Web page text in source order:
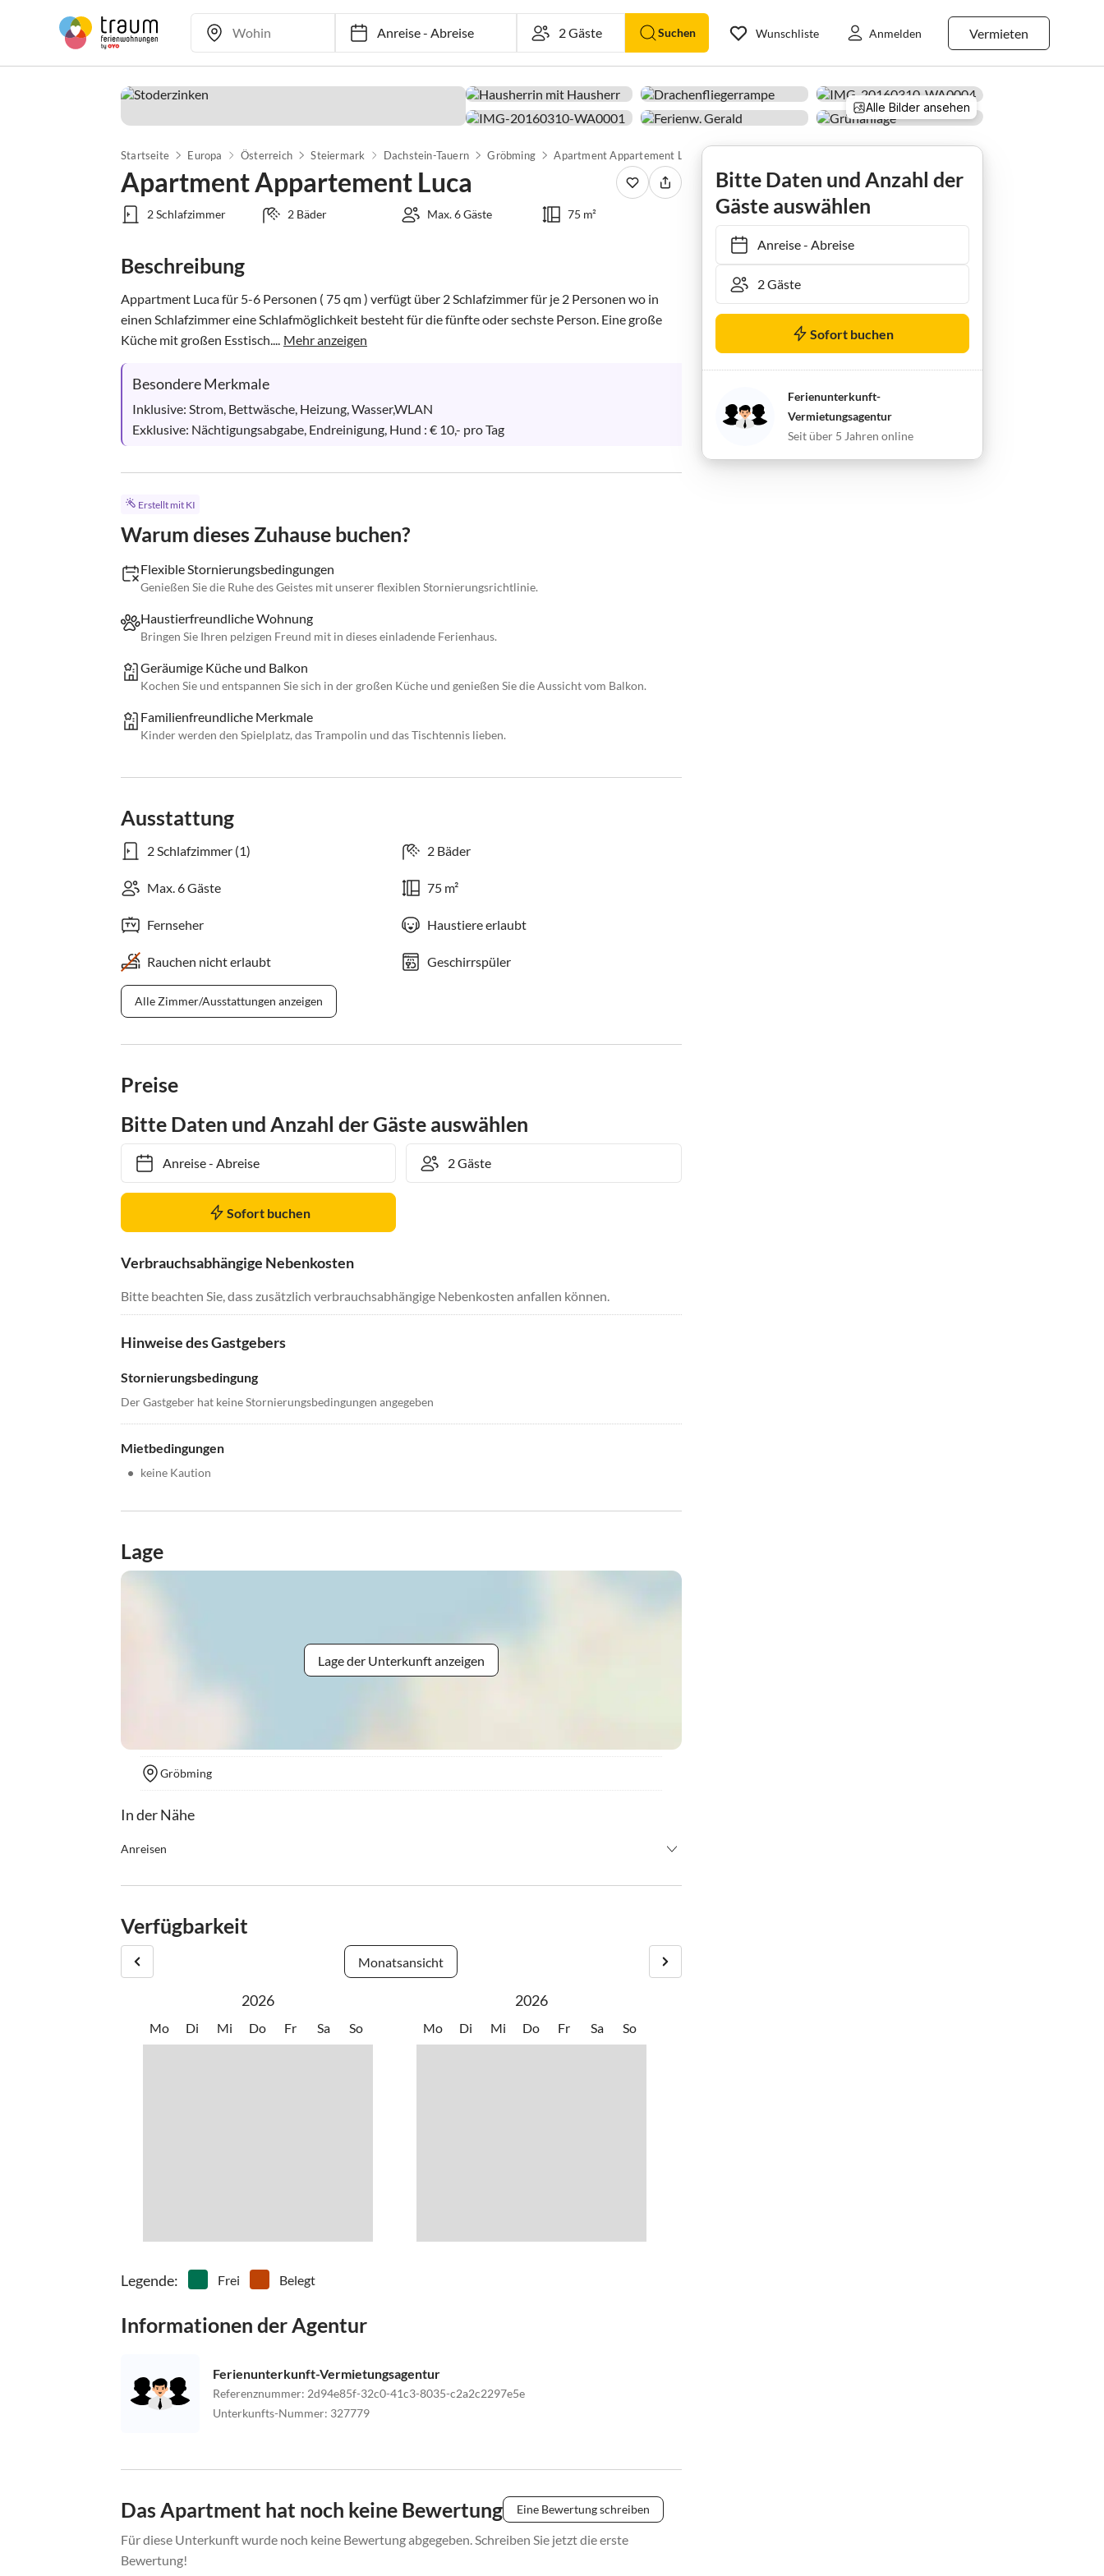
Anreise-Abreise Suchen Vermieten
Wunschliste Anmelden
Alle Bilder ansehen
Startseite Europa Österreich Steiermark Dachstein-Tauern Gröbming Apartment Appartement Luca
Apartment Appartement Luca
2 Schlafzimmer 2 Bäder Max. 6 Gäste 75 m²
Beschreibung
Appartment Luca für 5-6 Personen ( 75 qm ) verfügt über 2 Schlafzimmer für je 2 Personen wo in
einen Schlafzimmer eine Schlafmöglichkeit besteht für die fünfte oder sechste Person. Eine große
Küche mit großen Esstisch.... Mehr anzeigen
Besondere Merkmale
Inklusive: Strom, Bettwäsche, Heizung, Wasser,WLAN
Exklusive: Nächtigungsabgabe, Endreinigung, Hund : € 10,- pro Tag
Erstellt mit KI
Warum dieses Zuhause buchen?
Flexible Stornierungsbedingungen
Genießen Sie die Ruhe des Geistes mit unserer flexiblen Stornierungsrichtlinie.
Haustierfreundliche Wohnung
Bringen Sie Ihren pelzigen Freund mit in dieses einladende Ferienhaus.
Geräumige Küche und Balkon
Kochen Sie und entspannen Sie sich in der großen Küche und genießen Sie die Aussicht vom Balkon.
Familienfreundliche Merkmale
Kinder werden den Spielplatz, das Trampolin und das Tischtennis lieben.
Ausstattung
2 Schlafzimmer (1) 2 Bäder
Max. 6 Gäste 75 m²
Fernseher Haustiere erlaubt
Rauchen nicht erlaubt Geschirrspüler
Alle Zimmer/Ausstattungen anzeigen
Preise
Bitte Daten und Anzahl der Gäste auswählen
Anreise- Abreise
Sofort buchen
Verbrauchsabhängige Nebenkosten
Bitte beachten Sie, dass zusätzlich verbrauchsabhängige Nebenkosten anfallen können.
Hinweise des Gastgebers
Stornierungsbedingung
Der Gastgeber hat keine Stornierungsbedingungen angegeben
Mietbedingungen
• keine Kaution
Lage
Lage der Unterkunft anzeigen
Gröbming
In der Nähe
Anreisen
KFZ Mazda Werkstatt.
Parken Sie bitte direkt vor der Doppelgarage.
Abreise bis spätestens 09.00 Uhr.
Verfügbarkeit
Monatsansicht
2026
Mo Di Mi Do Fr Sa So
2026
Mo Di Mi Do Fr Sa So
Legende: Frei Belegt
Informationen der Agentur
Ferienunterkunft-Vermietungsagentur
Referenznummer: 2d94e85f-32c0-41c3-8035-c2a2c2297e5e
Unterkunfts-Nummer: 327779
Das Apartment hat noch keine Bewertung Eine Bewertung schreiben
Für diese Unterkunft wurde noch keine Bewertung abgegeben. Schreiben Sie jetzt die erste
Bewertung!
Bitte Daten und Anzahl der
Gäste auswählen
Anreise- Abreise
Sofort buchen
Ferienunterkunft-
Vermietungsagentur
Seit über 5 Jahren online